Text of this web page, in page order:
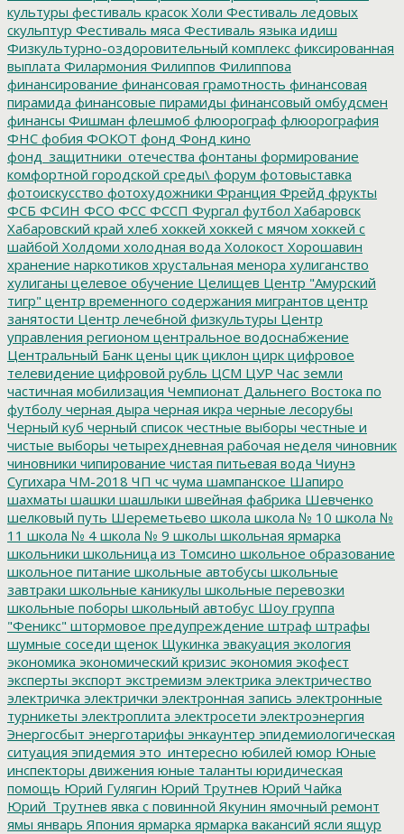
культуры фестиваль красок Холи Фестиваль ледовых
скульптур Фестиваль мяса Фестиваль языка идиш
Физкультурно-оздоровительный комплекс фиксированная
выплата Филармония Филиппов Филиппова
финансирование финансовая грамотность финансовая
пирамида финансовые пирамиды финансовый омбудсмен
финансы Фишман флешмоб флюорограф флюорография
ФНС фобия ФОКОТ фонд Фонд кино
фонд_защитники_отечества фонтаны формирование
комфортной городской среды\ форум фотовыставка
фотоискусство фотохудожники Франция Фрейд фрукты
ФСБ ФСИН ФСО ФСС ФССП Фургал футбол Хабаровск
Хабаровский край хлеб хоккей хоккей с мячом хоккей с
шайбой Холдоми холодная вода Холокост Хорошавин
хранение наркотиков хрустальная менора хулиганство
хулиганы целевое обучение Целищев Центр "Амурский
тигр" центр временного содержания мигрантов центр
занятости Центр лечебной физкультуры Центр
управления регионом центральное водоснабжение
Центральный Банк цены цик циклон цирк цифровое
телевидение цифровой рубль ЦСМ ЦУР Час земли
частичная мобилизация Чемпионат Дальнего Востока по
футболу черная дыра черная икра черные лесорубы
Черный куб черный список честные выборы честные и
чистые выборы четырехдневная рабочая неделя чиновник
чиновники чипирование чистая питьевая вода Чиунэ
Сугихара ЧМ-2018 ЧП чс чума шампанское Шапиро
шахматы шашки шашлыки швейная фабрика Шевченко
шелковый путь Шереметьево школа школа № 10 школа №
11 школа № 4 школа № 9 школы школьная ярмарка
школьники школьница из Томсино школьное образование
школьное питание школьные автобусы школьные
завтраки школьные каникулы школьные перевозки
школьные поборы школьный автобус Шоу группа
"Феникс" штормовое предупреждение штраф штрафы
шумные соседи щенок Щукинка эвакуация экология
экономика экономический кризис экономия экофест
эксперты экспорт экстремизм электрика электричество
электричка электрички электронная запись электронные
турникеты электроплита электросети электроэнергия
Энергосбыт энерготарифы энкаунтер эпидемиологическая
ситуация эпидемия это_интересно юбилей юмор Юные
инспекторы движения юные таланты юридическая
помощь Юрий Гулягин Юрий Трутнев Юрий Чайка
Юрий_Трутнев явка с повинной Якунин ямочный ремонт
ямы январь Япония ярмарка ярмарка вакансий ясли ящур